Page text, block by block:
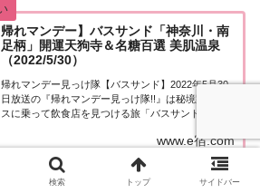
帰れマンデー】バスサンド「神奈川・南
足柄」開運天狗寺＆名糖百選 美肌温泉
（2022/5/30）
帰れマンデー見っけ隊【バスサンド】2022年5月30
日放送の『帰れマンデー見っけ隊!!』は秘境路線バ
スに乗って飲食店を見つける旅「バスサンド」。舞
ート。開運スポットとしても人気のある天狗寺「大
雄山最乗寺」へ！ゲストは町田啓太＆ナイツ＆...
www.e宿.com
検索 トップ サイドバー